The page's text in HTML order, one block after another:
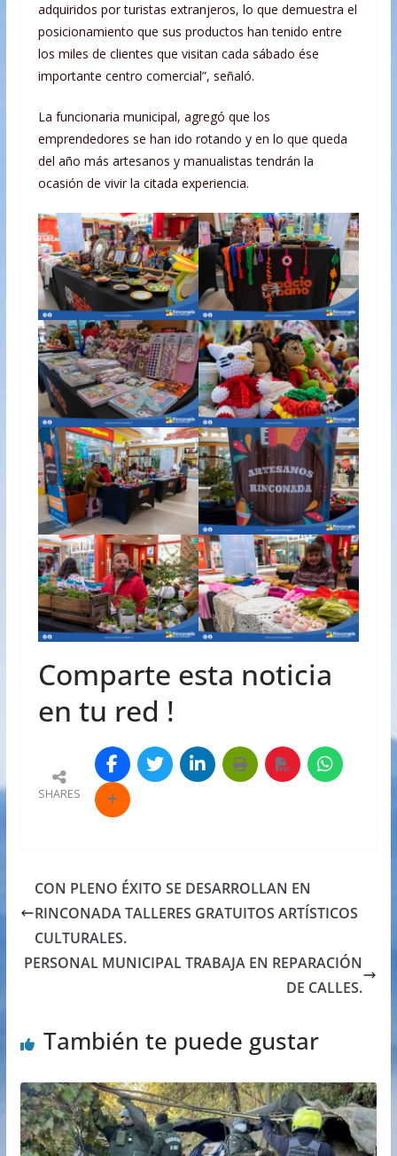
adquiridos por turistas extranjeros, lo que demuestra el
posicionamiento que sus productos han tenido entre
los miles de clientes que visitan cada sábado ése
importante centro comercial”, señaló.
La funcionaria municipal, agregó que los
emprendedores se han ido rotando y en lo que queda
del año más artesanos y manualistas tendrán la
ocasión de vivir la citada experiencia.
Comparte esta noticia
en tu red !
SHARES
CON PLENO ÉXITO SE DESARROLLAN EN
RINCONADA TALLERES GRATUITOS ARTÍSTICOS
CULTURALES.
PERSONAL MUNICIPAL TRABAJA EN REPARACIÓN
DE CALLES.
También te puede gustar